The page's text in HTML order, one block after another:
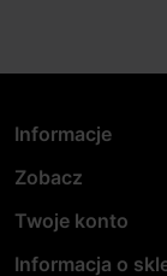
Informacje
Zobacz
Twoje konto
Informacja o